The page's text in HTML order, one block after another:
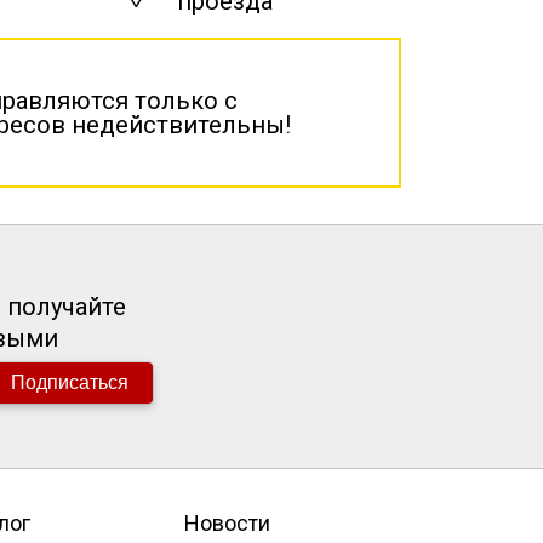
только с
недействительны!
Подписаться
Новости